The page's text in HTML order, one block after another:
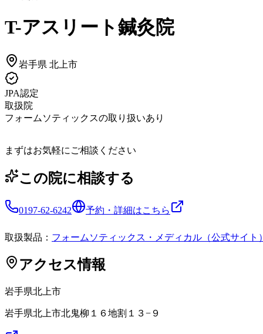
T-アスリート鍼灸院
岩手県 北上市
JPA認定
取扱院
フォームソティックスの取り扱いあり
まずはお気軽にご相談ください
この院に相談する
0197-62-6242 予約・詳細はこちら
取扱製品： フォームソティックス・メディカル（公式サイト
アクセス情報
岩手県北上市
岩手県北上市北鬼柳１６地割１３−９